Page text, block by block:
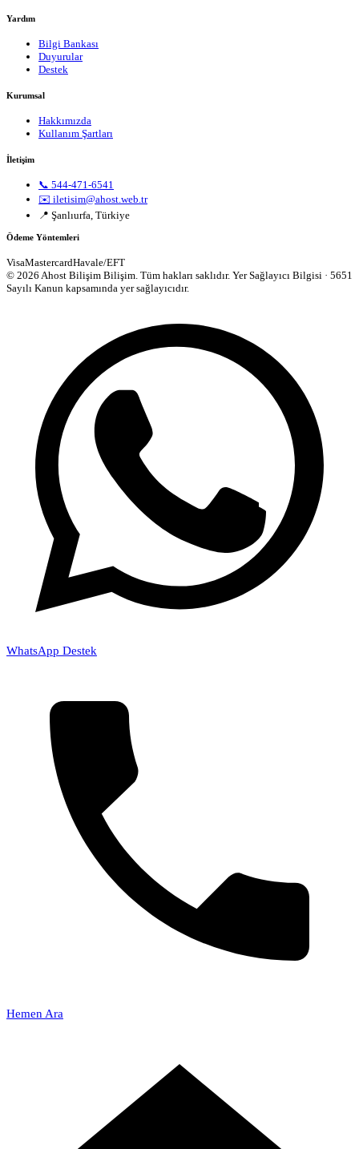
Yardım
Bilgi Bankası
Duyurular
Destek
Kurumsal
Hakkımızda
Kullanım Şartları
İletişim
📞 544-471-6541
✉️ iletisim@ahost.web.tr
📍 Şanlıurfa, Türkiye
Ödeme Yöntemleri
VisaMastercardHavale/EFT
© 2026 Ahost Bilişim Bilişim. Tüm hakları saklıdır. Yer Sağlayıcı Bilgisi · 5651
Sayılı Kanun kapsamında yer sağlayıcıdır.
WhatsApp Destek
Hemen Ara